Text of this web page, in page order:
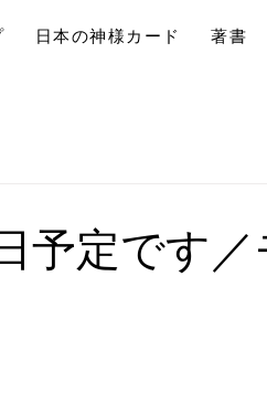
日本の神様カード 著書
予定です